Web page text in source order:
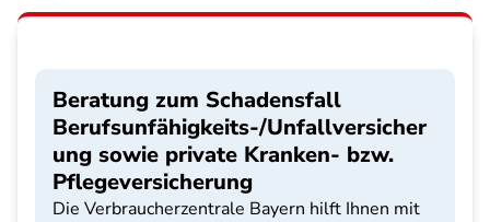
Beratung zum Schadensfall
Berufsunfähigkeits-/Unfallversicher
ung sowie private Kranken- bzw.
Pflegeversicherung
Die Verbraucherzentrale Bayern hilft Ihnen mit